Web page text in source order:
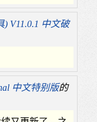
V11.0.1 中文破
中文特别版的